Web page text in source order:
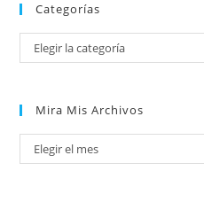
Categorías
Categorías
Elegir la categoría
Mira Mis Archivos
Mira
mis
Elegir el mes